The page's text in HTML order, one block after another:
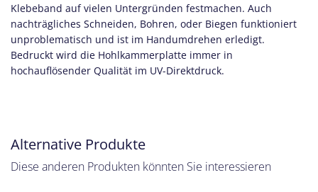
Klebeband auf vielen Untergründen festmachen. Auch
nachträgliches Schneiden, Bohren, oder Biegen funktioniert
unproblematisch und ist im Handumdrehen erledigt.
Bedruckt wird die Hohlkammerplatte immer in
hochauflösender Qualität im UV-Direktdruck.
Alternative Produkte
Diese anderen Produkten könnten Sie interessieren